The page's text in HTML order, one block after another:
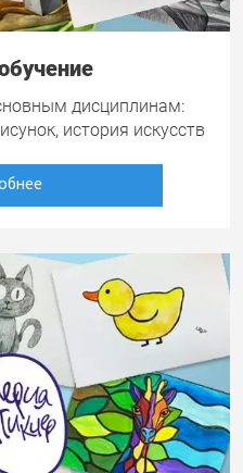
дисциплинам:
история искусств